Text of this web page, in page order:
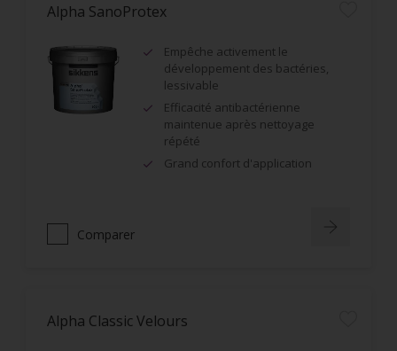
Alpha SanoProtex
Empêche activement le
développement des bactéries,
lessivable
Efficacité antibactérienne
maintenue après nettoyage
répété
Grand confort d'application
Comparer
Alpha Classic Velours